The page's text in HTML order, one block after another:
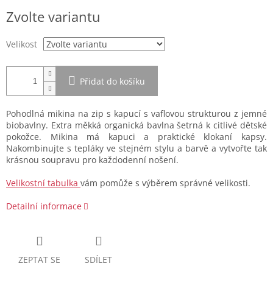
cena:
Zvolte variantu
Velikost
Přidat do košíku
Pohodlná mikina na zip s kapucí s vaflovou strukturou z jemné
biobavlny. Extra měkká organická bavlna šetrná k citlivé dětské
pokožce. Mikina má kapuci a praktické klokaní kapsy.
Nakombinujte s tepláky ve stejném stylu a barvě a vytvořte tak
krásnou soupravu pro každodenní nošení.
Velikostní tabulka vám pomůže s výběrem správné velikosti.
Detailní informace
ZEPTAT SE SDÍLET